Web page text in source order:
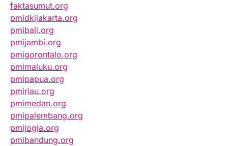
faktasumut.org
pmidkijakarta.org
pmibali.org
pmijambi.org
pmigorontalo.org
pmimaluku.org
pmipapua.org
pmiriau.org
pmimedan.org
pmipalembang.org
pmijogja.org
pmibandung.org